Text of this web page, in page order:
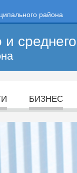
района
БИЗНЕС